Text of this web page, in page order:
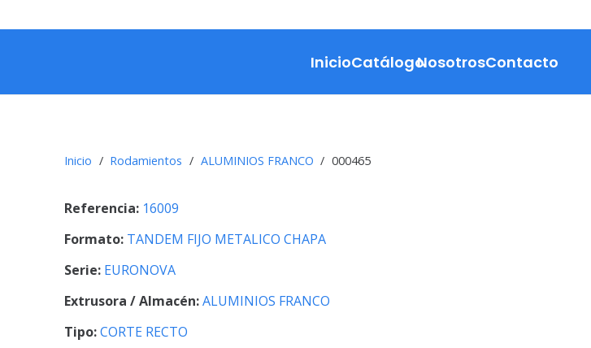
InicioCatálogoNosotrosContacto
Inicio / Rodamientos / ALUMINIOS FRANCO / 000465
Referencia: 16009
Formato: TANDEM FIJO METALICO CHAPA
Serie: EURONOVA
Extrusora / Almacén:ALUMINIOS FRANCO
Tipo:CORTE RECTO